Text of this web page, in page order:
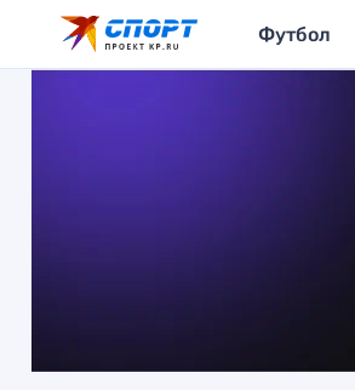
Футбол